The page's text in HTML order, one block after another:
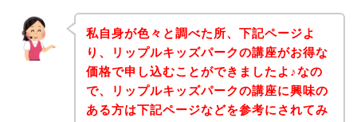
私自身が色々と調べた所、下記ページよ
り、リップルキッズパークの講座がお得な
価格で申し込むことができましたよ♪なの
で、リップルキッズパークの講座に興味の
ある方は下記ページなどを参考にされてみ